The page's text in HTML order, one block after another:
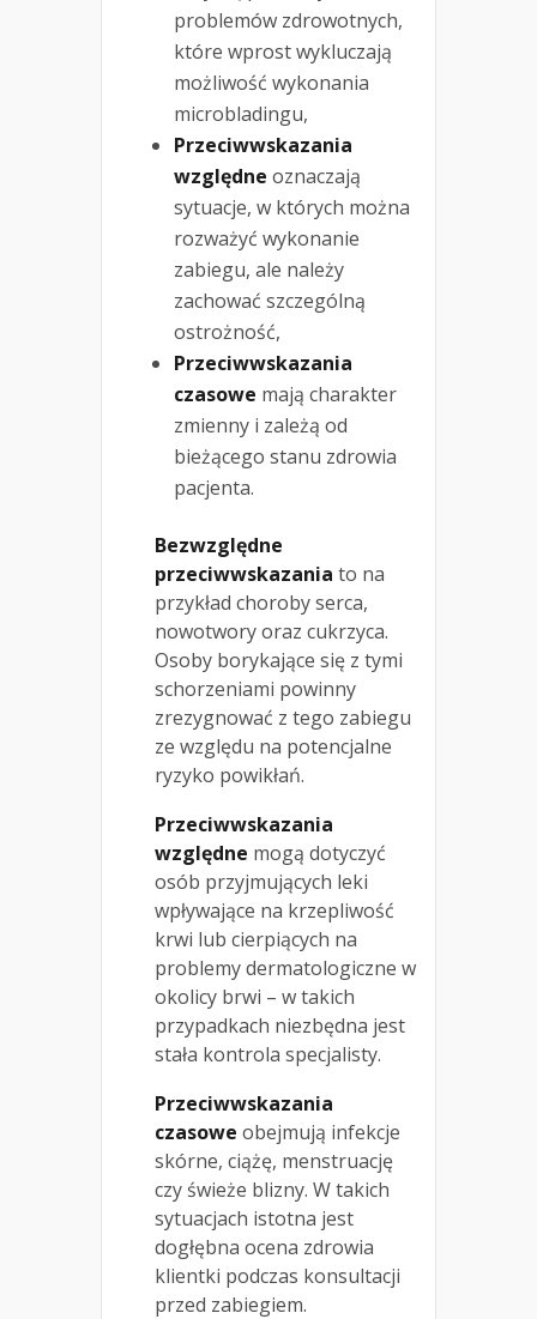
problemów zdrowotnych,
które wprost wykluczają
możliwość wykonania
microbladingu,
Przeciwwskazania
względne oznaczają
sytuacje, w których można
rozważyć wykonanie
zabiegu, ale należy
zachować szczególną
ostrożność,
Przeciwwskazania
czasowe mają charakter
zmienny i zależą od
bieżącego stanu zdrowia
pacjenta.
Bezwzględne
przeciwwskazania to na
przykład choroby serca,
nowotwory oraz cukrzyca.
Osoby borykające się z tymi
schorzeniami powinny
zrezygnować z tego zabiegu
ze względu na potencjalne
ryzyko powikłań.
Przeciwwskazania
względne mogą dotyczyć
osób przyjmujących leki
wpływające na krzepliwość
krwi lub cierpiących na
problemy dermatologiczne w
okolicy brwi – w takich
przypadkach niezbędna jest
stała kontrola specjalisty.
Przeciwwskazania
czasowe obejmują infekcje
skórne, ciążę, menstruację
czy świeże blizny. W takich
sytuacjach istotna jest
dogłębna ocena zdrowia
klientki podczas konsultacji
przed zabiegiem.